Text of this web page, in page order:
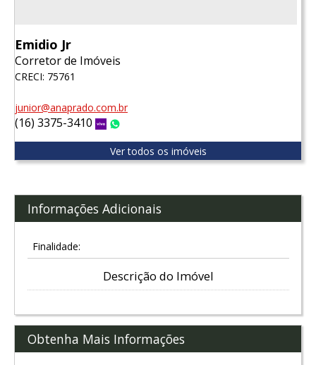
Emidio Jr
Corretor de Imóveis
CRECI: 75761
junior@anaprado.com.br
(16) 3375-3410 Vivo
Ver todos os imóveis
Informações Adicionais
Finalidade:
Descrição do Imóvel
Obtenha Mais Informações